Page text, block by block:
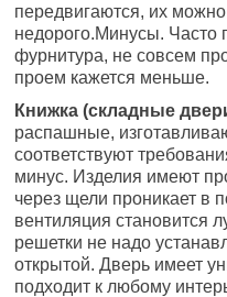
передвигаются, их можно
недорого.Минусы. Часто
фурнитура, не совсем
проем кажется меньше.
Книжка (складные
распашные,
соответствуют
минус. Изделия имеют
через щели проникает в
вентиляция становится
решетки не надо
открытой. Дверь имеет
подходит к любому